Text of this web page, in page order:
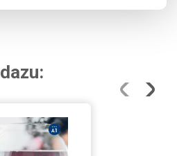
dazu: